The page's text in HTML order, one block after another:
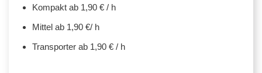
Kompakt ab 1,90 € / h
Mittel ab 1,90 €/ h
Transporter ab 1,90 € / h